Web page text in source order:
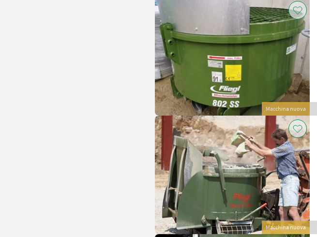
Macchina nuova
Macchina nuova